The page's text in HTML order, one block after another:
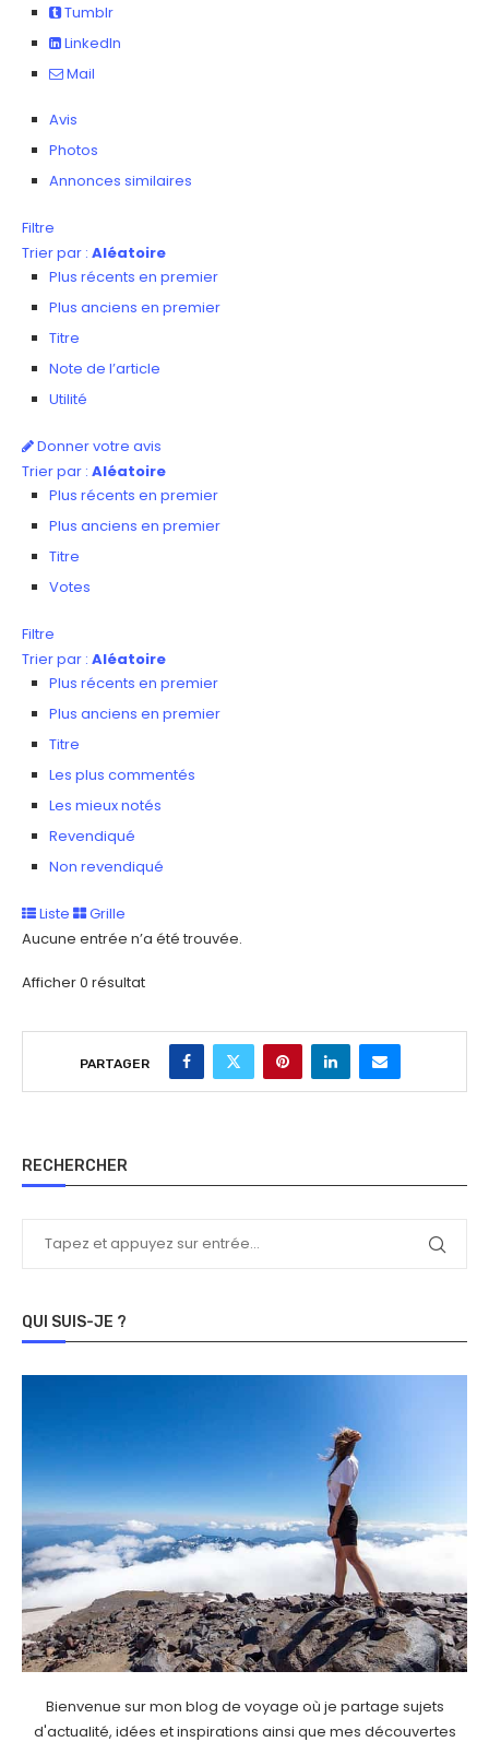
Tumblr
LinkedIn
Mail
Avis
Photos
Annonces similaires
Filtre
Trier par : Aléatoire
Plus récents en premier
Plus anciens en premier
Titre
Note de l’article
Utilité
Donner votre avis
Trier par : Aléatoire
Plus récents en premier
Plus anciens en premier
Titre
Votes
Filtre
Trier par : Aléatoire
Plus récents en premier
Plus anciens en premier
Titre
Les plus commentés
Les mieux notés
Revendiqué
Non revendiqué
Liste
Grille
Aucune entrée n’a été trouvée.
Afficher 0 résultat
PARTAGER
RECHERCHER
QUI SUIS-JE ?
Bienvenue sur mon blog de voyage où je partage sujets
d'actualité, idées et inspirations ainsi que mes découvertes